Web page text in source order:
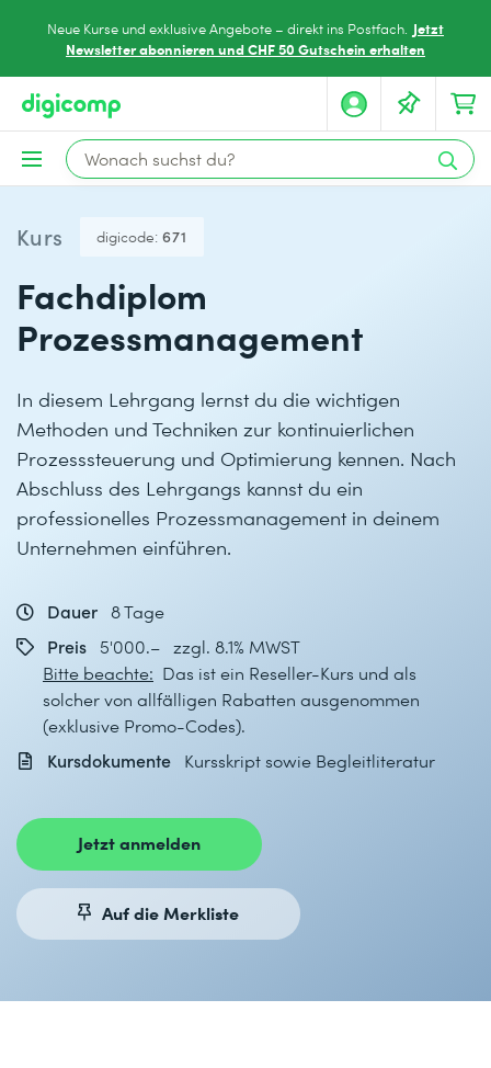
Neue Kurse und exklusive Angebote – direkt ins Postfach. Jetzt
Newsletter abonnieren und CHF 50 Gutschein erhalten
Kurs digicode: 671
Fachdiplom
Prozessmanagement
In diesem Lehrgang lernst du die wichtigen
Methoden und Techniken zur kontinuierlichen
Prozesssteuerung und Optimierung kennen. Nach
Abschluss des Lehrgangs kannst du ein
professionelles Prozessmanagement in deinem
Unternehmen einführen.
Dauer 8 Tage
Preis
5'000.– zzgl. 8.1% MWST
Bitte beachte: Das ist ein Reseller-Kurs und als
solcher von allfälligen Rabatten ausgenommen
(exklusive Promo-Codes).
Kursdokumente
Kursskript sowie Begleitliteratur
Jetzt anmelden
Auf die Merkliste